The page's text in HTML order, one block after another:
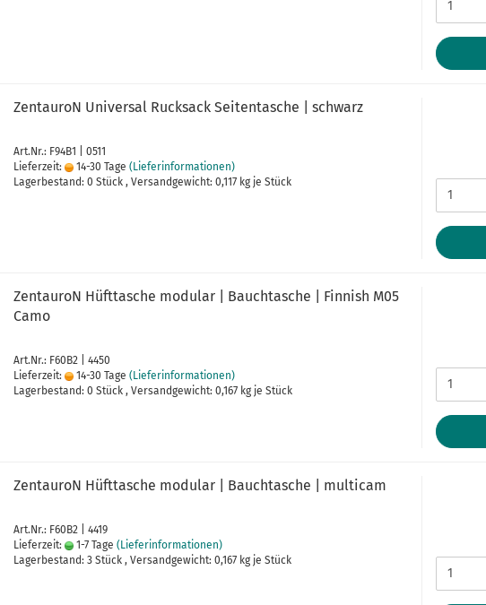
ZentauroN Universal Rucksack Seitentasche | schwarz
Art.Nr.: F94B1 | 0511
Lieferzeit:
14-30 Tage (Lieferinformationen)
Lagerbestand: 0 Stück , Versandgewicht: 0,117 kg je Stück
ZentauroN Hüfttasche modular | Bauchtasche | Finnish M05
Camo
Art.Nr.: F60B2 | 4450
Lieferzeit:
14-30 Tage (Lieferinformationen)
Lagerbestand: 0 Stück , Versandgewicht: 0,167 kg je Stück
ZentauroN Hüfttasche modular | Bauchtasche | multicam
Art.Nr.: F60B2 | 4419
Lieferzeit:
1-7 Tage (Lieferinformationen)
Lagerbestand: 3 Stück , Versandgewicht: 0,167 kg je Stück